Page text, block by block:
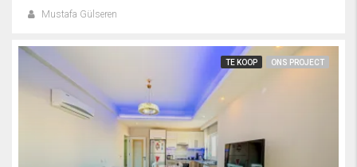
Mustafa Gülseren
TE KOOP ONS PROJECT